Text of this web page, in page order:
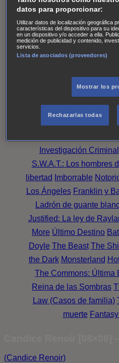
Ladrón de guante blanco
AXN Masters of Sex
Nevers Crossing Lines
defender a un asesino
Reckoning:
Wild Bill Mentes
Investigación Criminal
S.W.A.T.: Los hombres
libertad
Imborrable
Los Ángeles Franklin y
Ladrón de guante
Justified: La ley de
More Último Destino
Doyle The Beast The
the Dark Monsterland
The Commons: Última
Reina de las Sombras
Law (Casos de familia)
muerte
(Candice Renoir)
datos para proporcionar:
Utilizar datos de localización geográfica
características del dispositivo para su
en un dispositivo y/o acceder a ella.
medición de publicidad y contenido,
servicios.
Lista de asociados (proveedores)
Mostrar los
Rechazarlas todas